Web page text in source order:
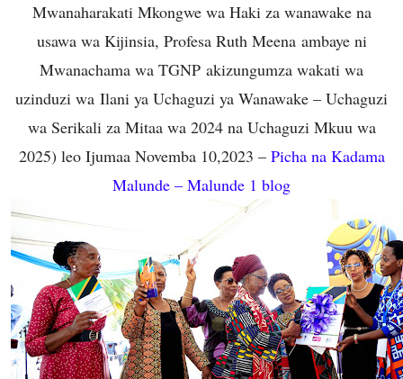
Mwanaharakati Mkongwe wa Haki za wanawake na
usawa wa Kijinsia, Profesa Ruth Meena ambaye ni
Mwanachama wa TGNP akizungumza wakati wa
uzinduzi wa Ilani ya Uchaguzi ya Wanawake – Uchaguzi
wa Serikali za Mitaa wa 2024 na Uchaguzi Mkuu wa
2025) leo Ijumaa Novemba 10,2023 – Picha na Kadama
Malunde – Malunde 1 blog